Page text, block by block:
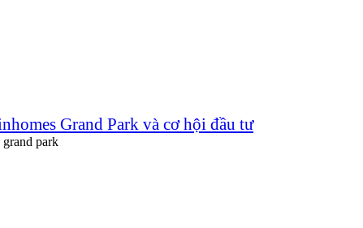
Grand Park và cơ hội đầu tư